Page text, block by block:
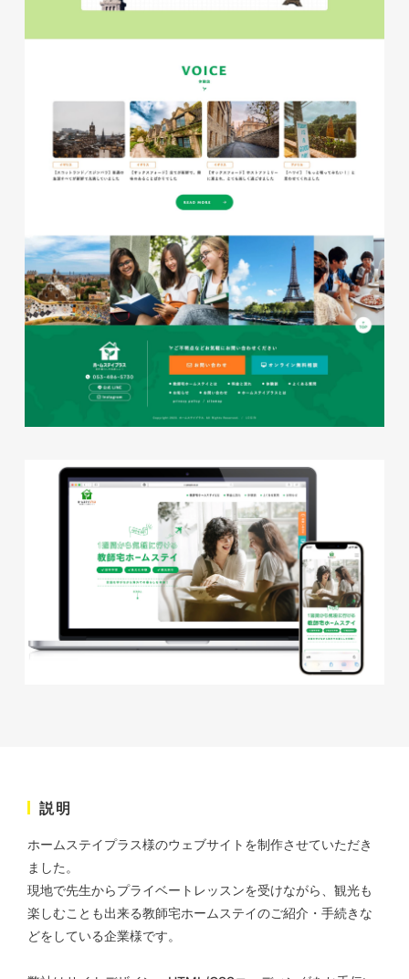
磐田商工会議所様 磐田市商店
会連盟チラシ
印刷物
#公共・行政・団体
#磐田
#チラシ
説明
ホームステイプラス様のウェブサイトを制作させていただき
ました。
現地で先生からプライベートレッスンを受けながら、観光も
楽しむことも出来る教師宅ホームステイのご紹介・手続きな
どをしている企業様です。